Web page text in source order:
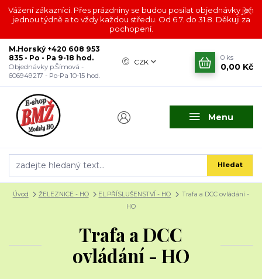
Vážení zákazníci. Přes prázdniny se budou posílat objednávky jen
jednou týdně a to vždy každou středu. Od 6.7. do 31.8. Děkuji za
pochopení.
Menu
CZK
Hledat
M.Horský +420 608 953
835 - Po - Pa 9-18 hod.
Objednávky p.Šímová -
606949217 - Po-Pa 10-15 hod.
0 ks
0,00 Kč
Úvod ŽELEZNICE - HO EL.PŘÍSLUŠENSTVÍ - HO
Trafa a DCC ovládání -
HO
Trafa a DCC
ovládání - HO